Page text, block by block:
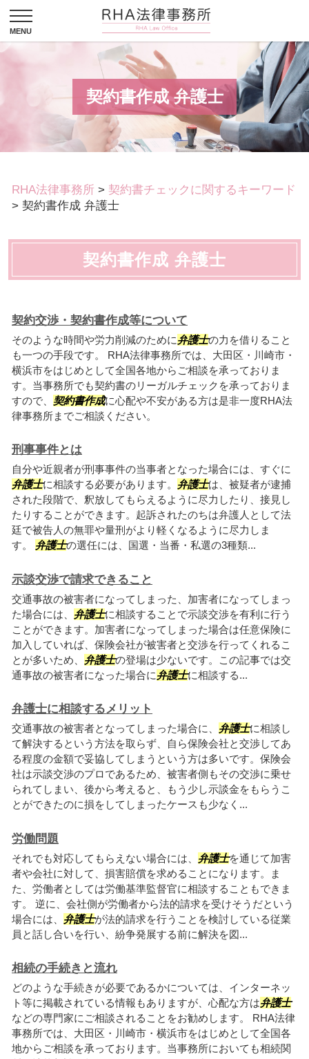
契約書作成 弁護士
RHA法律事務所 > 契約書チェックに関するキーワード
> 契約書作成 弁護士
契約書作成 弁護士
契約交渉・契約書作成等について
そのような時間や労力削減のために弁護士の力を借りること
も一つの手段です。 RHA法律事務所では、大田区・川崎市・
横浜市をはじめとして全国各地からご相談を承っておりま
す。当事務所でも契約書のリーガルチェックを承っておりま
すので、 契約書作成に心配や不安がある方は是非一度RHA法
律事務所までご相談ください。
刑事事件とは
自分や近親者が刑事事件の当事者となった場合には、すぐに
弁護士に相談する必要があります。 弁護士は、被疑者が逮捕
された段階で、釈放してもらえるように尽力したり、接見し
たりすることができます。起訴されたのちは弁護人として法
廷で被告人の無罪や量刑がより軽くなるように尽力しま
す。 弁護士の選任には、国選・当番・私選の3種類...
示談交渉で請求できること
交通事故の被害者になってしまった、加害者になってしまっ
た場合には、 弁護士に相談することで示談交渉を有利に行う
ことができます。加害者になってしまった場合は任意保険に
加入していれば、保険会社が被害者と交渉を行ってくれるこ
とが多いため、 弁護士の登場は少ないです。この記事では交
通事故の被害者になった場合に弁護士に相談する...
弁護士に相談するメリット
交通事故の被害者となってしまった場合に、 弁護士に相談し
て解決するという方法を取らず、自ら保険会社と交渉してあ
る程度の金額で妥協してしまうという方は多いです。保険会
社は示談交渉のプロであるため、被害者側もその交渉に乗せ
られてしまい、後から考えると、もう少し示談金をもらうこ
とができたのに損をしてしまったケースも少なく...
労働問題
それでも対応してもらえない場合には、 弁護士を通じて加害
者や会社に対して、損害賠償を求めることになります。ま
た、労働者としては労働基準監督官に相談することもできま
す。 逆に、会社側が労働者から法的請求を受けそうだという
場合には、 弁護士が法的請求を行うことを検討している従業
員と話し合いを行い、紛争発展する前に解決を図...
相続の手続きと流れ
どのような手続きが必要であるかについては、インターネッ
ト等に掲載されている情報もありますが、心配な方は弁護士
などの専門家にご相談されることをお勧めします。 RHA法律
事務所では、大田区・川崎市・横浜市をはじめとして全国各
地からご相談を承っております。当事務所においても相続関